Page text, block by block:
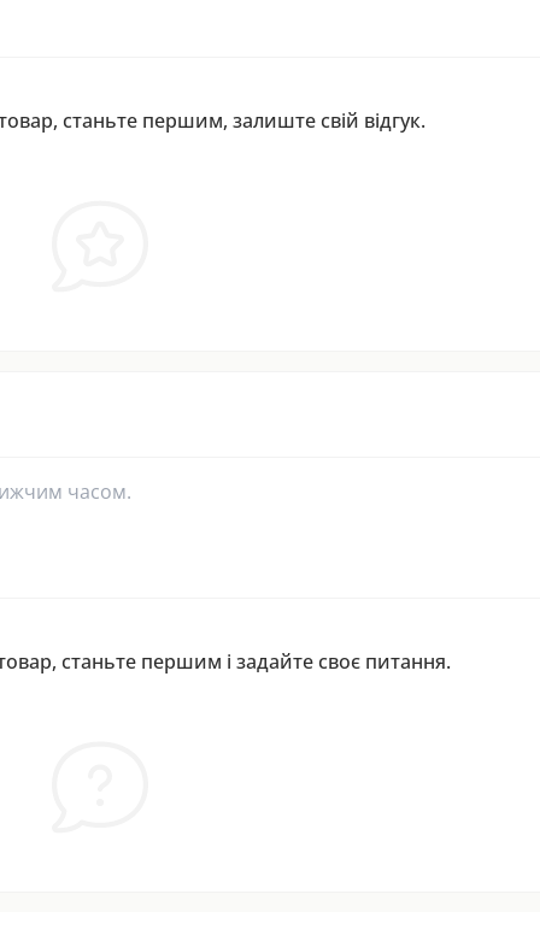
станьте першим, залиште свій відгук.
часом.
станьте першим і задайте своє питання.